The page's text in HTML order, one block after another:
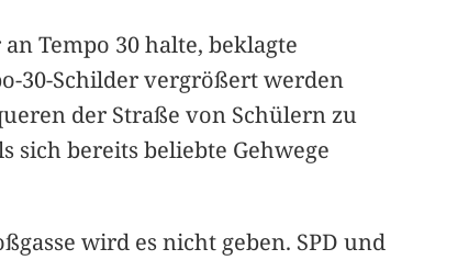
Tempo 30 halte, beklagte
30-Schilder vergrößert werden
der Straße von Schülern zu
sich bereits beliebte Gehwege
wird es nicht geben. SPD und